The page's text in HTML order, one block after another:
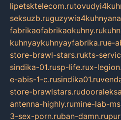
lipetsktelecom.ru
seksuzb.ru
fabrikaofabrikaokuhny.ru
kuhnyaykuhnyayfabrika.rue-
store-brawl-stars.rukts-
sindika-01.rusp-life.rux-
e-abis-1-c.rusindika01.ru
store-brawlstars.ru
antenna-highly.rumine-lab-
3-sex-porn.ruban-damn.ru